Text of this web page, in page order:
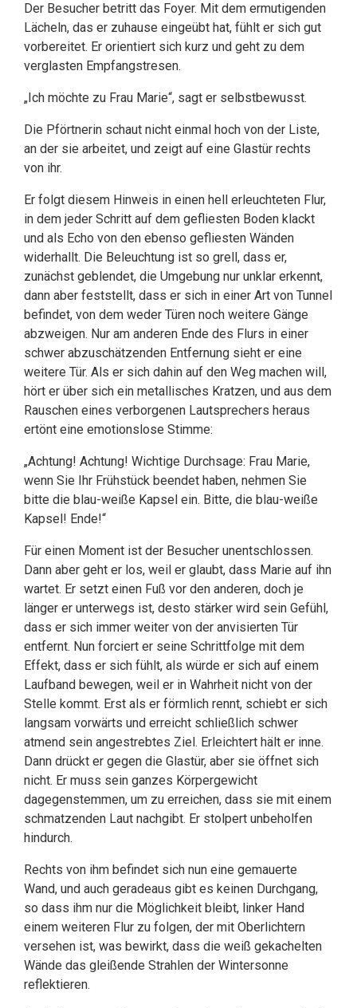
Der Besucher betritt das Foyer. Mit dem ermutigenden
Lächeln, das er zuhause eingeübt hat, fühlt er sich gut
vorbereitet. Er orientiert sich kurz und geht zu dem
verglasten Empfangstresen.
„Ich möchte zu Frau Marie“, sagt er selbstbewusst.
Die Pförtnerin schaut nicht einmal hoch von der Liste,
an der sie arbeitet, und zeigt auf eine Glastür rechts
von ihr.
Er folgt diesem Hinweis in einen hell erleuchteten Flur,
in dem jeder Schritt auf dem gefliesten Boden klackt
und als Echo von den ebenso gefliesten Wänden
widerhallt. Die Beleuchtung ist so grell, dass er,
zunächst geblendet, die Umgebung nur unklar erkennt,
dann aber feststellt, dass er sich in einer Art von Tunnel
befindet, von dem weder Türen noch weitere Gänge
abzweigen. Nur am anderen Ende des Flurs in einer
schwer abzuschätzenden Entfernung sieht er eine
weitere Tür. Als er sich dahin auf den Weg machen will,
hört er über sich ein metallisches Kratzen, und aus dem
Rauschen eines verborgenen Lautsprechers heraus
ertönt eine emotionslose Stimme:
„Achtung! Achtung! Wichtige Durchsage: Frau Marie,
wenn Sie Ihr Frühstück beendet haben, nehmen Sie
bitte die blau-weiße Kapsel ein. Bitte, die blau-weiße
Kapsel! Ende!“
Für einen Moment ist der Besucher unentschlossen.
Dann aber geht er los, weil er glaubt, dass Marie auf ihn
wartet. Er setzt einen Fuß vor den anderen, doch je
länger er unterwegs ist, desto stärker wird sein Gefühl,
dass er sich immer weiter von der anvisierten Tür
entfernt. Nun forciert er seine Schrittfolge mit dem
Effekt, dass er sich fühlt, als würde er sich auf einem
Laufband bewegen, weil er in Wahrheit nicht von der
Stelle kommt. Erst als er förmlich rennt, schiebt er sich
langsam vorwärts und erreicht schließlich schwer
atmend sein angestrebtes Ziel. Erleichtert hält er inne.
Dann drückt er gegen die Glastür, aber sie öffnet sich
nicht. Er muss sein ganzes Körpergewicht
dagegenstemmen, um zu erreichen, dass sie mit einem
schmatzenden Laut nachgibt. Er stolpert unbeholfen
hindurch.
Rechts von ihm befindet sich nun eine gemauerte
Wand, und auch geradeaus gibt es keinen Durchgang,
so dass ihm nur die Möglichkeit bleibt, linker Hand
einem weiteren Flur zu folgen, der mit Oberlichtern
versehen ist, was bewirkt, dass die weiß gekachelten
Wände das gleißende Strahlen der Wintersonne
reflektieren.